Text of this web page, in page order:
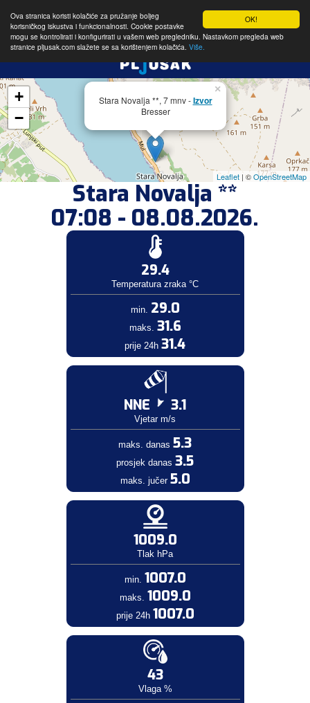
OK!
Ova stranica koristi kolačiće za pružanje boljeg
korisničkog iskustva i funkcionalnosti. Cookie postavke
mogu se kontrolirati i konfigurirati u vašem web pregledniku. Nastavkom pregleda web
stranice pljusak.com slažete se sa korištenjem kolačića. Više.
Stara Novalja **, 7 mnv -Izvor
Bresser
×
+
−
Leaflet | ©OpenStreetMap
Stara Novalja **
07:08 - 08.08.2026.
29.4
Temperatura zraka °C
min. 29.0
maks. 31.6
prije 24h 31.4
NNE 3.1
Vjetar m/s
maks. danas 5.3
prosjek danas 3.5
maks. jučer 5.0
1009.0
Tlak hPa
min. 1007.0
maks. 1009.0
prije 24h 1007.0
43
Vlaga %